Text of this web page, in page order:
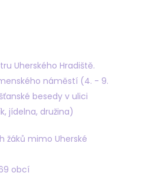
Uherského Hradiště.
náměstí (4. - 9.
besedy v ulici
jídelna, družina)
žáků mimo Uherské
obcí